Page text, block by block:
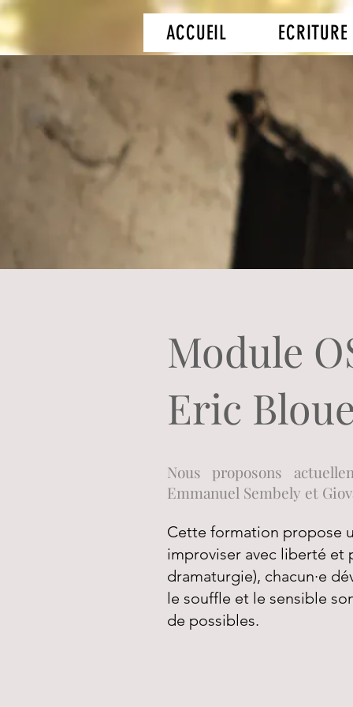
ACCUEIL ECRITURE
Module
Eric
Nous proposons
Emmanuel Sembely et
Cette formation propose
improviser avec liberté et
dramaturgie), chacun·e
le souffle et le sensible
de possibles.